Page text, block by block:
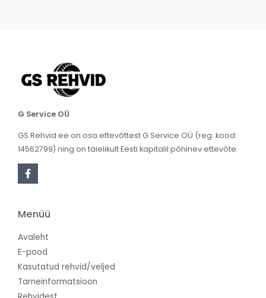
G Service OÜ
GS Rehvid.ee on osa ettevõttest G Service OÜ (reg. kood:
14562799) ning on täielikult Eesti kapitalil põhinev ettevõte.
Menüü
Avaleht
E-pood
Kasutatud rehvid/veljed
Tarneinformatsioon